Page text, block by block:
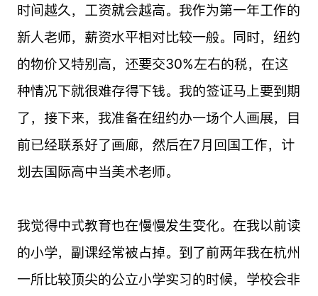
时间越久，工资就会越高。我作为第一年工作的
新人老师，薪资水平相对比较一般。同时，纽约
的物价又特别高，还要交30%左右的税，在这
种情况下就很难存得下钱。我的签证马上要到期
了，接下来，我准备在纽约办一场个人画展，目
前已经联系好了画廊，然后在7月回国工作，计
划去国际高中当美术老师。
我觉得中式教育也在慢慢发生变化。在我以前读
的小学，副课经常被占掉。到了前两年我在杭州
一所比较顶尖的公立小学实习的时候，学校会非